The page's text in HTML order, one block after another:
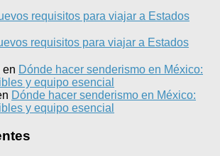
requisitos para viajar a Estados
requisitos para viajar a Estados
en Dónde hacer senderismo en México:
y equipo esencial
Dónde hacer senderismo en México:
y equipo esencial